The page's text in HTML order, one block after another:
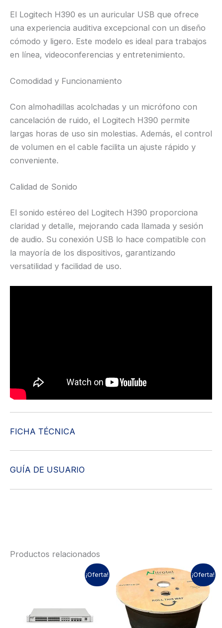
El Logitech H390 es un auricular USB que ofrece
una experiencia auditiva excepcional con un diseño
cómodo y ligero. Este modelo es ideal para trabajos
en línea, videoconferencias y entretenimiento.
Comodidad y Funcionamiento
Con almohadillas acolchadas y un micrófono con
cancelación de ruido, el Logitech H390 permite
largas horas de uso sin molestias. Además, el control
de volumen en el cable facilita un ajuste rápido y
conveniente.
Calidad de Sonido
El sonido estéreo del Logitech H390 proporciona
claridad y detalle, mejorando cada llamada y sesión
de audio. Su conexión USB lo hace compatible con
la mayoría de los dispositivos, garantizando
versatilidad y facilidad de uso.
FICHA TÉCNICA
GUÍA DE USUARIO
Productos relacionados
¡Oferta! ¡Oferta!